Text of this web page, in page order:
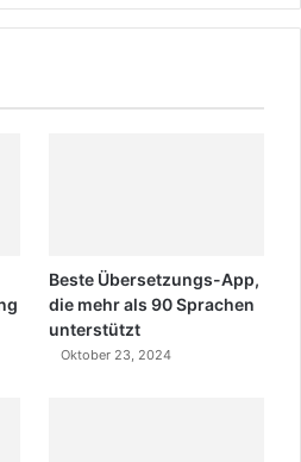
Beste Übersetzungs-App,
die mehr als 90 Sprachen
unterstützt
Oktober 23, 2024